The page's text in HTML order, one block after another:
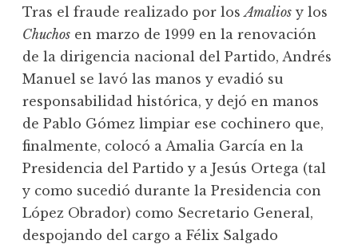
Tras el fraude realizado por losAmalios y los
Chuchos en marzo de 1999 en la renovación
de la dirigencia nacional del Partido, Andrés
Manuel se lavó las manos y evadió su
responsabilidad histórica, y dejó en manos
de Pablo Gómez limpiar ese cochinero que,
finalmente, colocó a Amalia García en la
Presidencia del Partido y a Jesús Ortega (tal
y como sucedió durante la Presidencia con
López Obrador) como Secretario General,
despojando del cargo a Félix Salgado